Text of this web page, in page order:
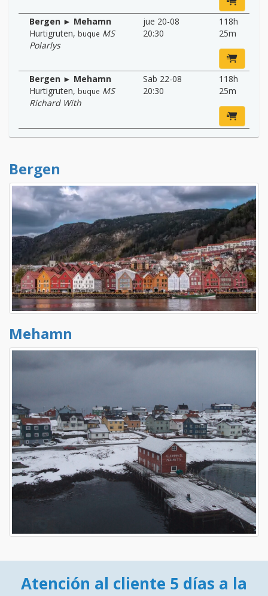
Bergen ► Mehamn
Hurtigruten, buque MS
Polarlys
jue 20-08
20:30
118h
25m
Bergen ► Mehamn
Hurtigruten, buque MS
Richard With
Sab 22-08
20:30
118h
25m
Bergen
Mehamn
Atención al cliente 5 días a la